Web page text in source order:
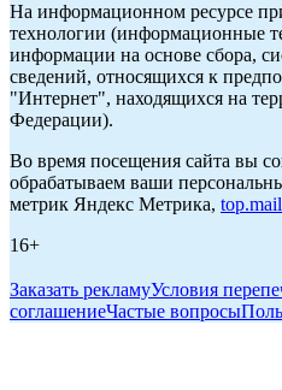
На информационном ресурсе
технологии (информационные
информации на основе сбора,
сведений, относящихся к
"Интернет", находящихся на
Федерации).
Во время посещения сайта вы
обрабатываем ваши
метрик Яндекс Метрика,
16+
Заказать рекламуУсловия
соглашениеЧастые вопросы